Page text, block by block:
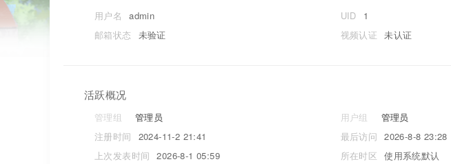
用户名 admin UID
1
邮箱状态
未验证 视频认证 未认证
活跃概况
管理组 管理员 用户组 管理员
注册时间
2024-11-2 21:41 最后访问 2026-8-8 23:28
上次发表时间
2026-8-1 05:59 所在时区 使用系统默认